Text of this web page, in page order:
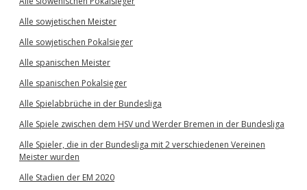
Alle sowjetischen Meister
Alle sowjetischen Pokalsieger
Alle spanischen Meister
Alle spanischen Pokalsieger
Alle Spielabbrüche in der Bundesliga
Alle Spiele zwischen dem HSV und Werder Bremen in der Bundesliga
Alle Spieler, die in der Bundesliga mit 2 verschiedenen Vereinen
Meister wurden
Alle Stadien der EM 2020